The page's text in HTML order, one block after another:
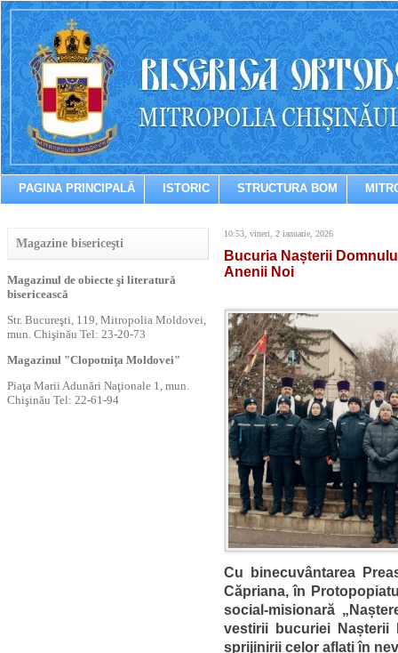
PAGINA PRINCIPALĂ ISTORIC STRUCTURA BOM
Magazine bisericeşti
Magazinul de obiecte şi literatură
bisericească
Str. Bucureşti, 119, Mitropolia Moldovei,
mun. Chişinău Tel: 23-20-73
Magazinul "Clopotniţa Moldovei"
Piaţa Marii Adunări Naţionale 1, mun.
Chişinău Tel: 22-61-94
10:53, vineri, 2 ianuarie, 2026
Bucuria Nașterii
Anenii Noi
Cu binecuvântarea
Căpriana, în
social-misionară
vestirii bucuriei
sprijinirii celor aflați în